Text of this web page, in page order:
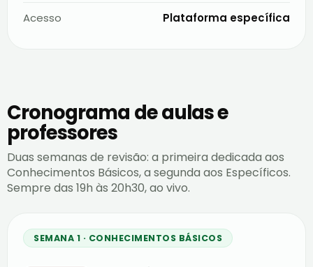
Acesso Plataforma específica
Cronograma de aulas e
professores
Duas semanas de revisão: a primeira dedicada aos
Conhecimentos Básicos, a segunda aos Específicos.
Sempre das 19h às 20h30, ao vivo.
SEMANA 1 · CONHECIMENTOS BÁSICOS